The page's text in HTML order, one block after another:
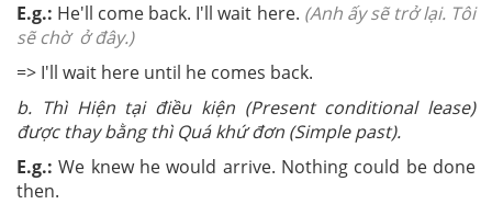
E.g.: He'll come back. I'll wait here. (Anh ấy sẽ trở lại. Tôi
sẽ chờ ở đây.)
=> I'll wait here until he comes back.
b. Thì Hiện tại điều kiện (Present conditional lease)
được thay bằng thì Quá khứ đơn (Simple past).
E.g.: We knew he would arrive. Nothing could be done
then.